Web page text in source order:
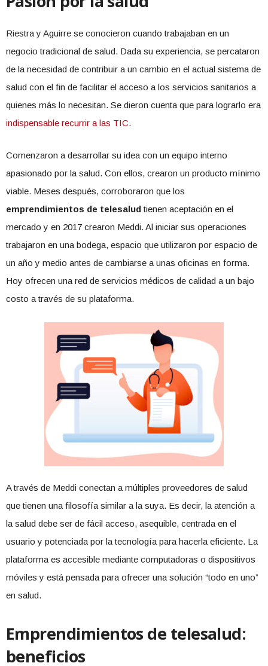
Riestra y Aguirre se conocieron cuando trabajaban en un
negocio tradicional de salud. Dada su experiencia, se percataron
de la necesidad de contribuir a un cambio en el actual sistema de
salud con el fin de facilitar el acceso a los servicios sanitarios a
quienes más lo necesitan. Se dieron cuenta que para lograrlo era
indispensable recurrir a las TIC.
Comenzaron a desarrollar su idea con un equipo interno
apasionado por la salud. Con ellos, crearon un producto mínimo
viable. Meses después, corroboraron que los
emprendimientos de telesaludtienen aceptación en el
mercado y en 2017 crearon Meddi. Al iniciar sus operaciones
trabajaron en una bodega, espacio que utilizaron por espacio de
un año y medio antes de cambiarse a unas oficinas en forma.
Hoy ofrecen una red de servicios médicos de calidad a un bajo
costo a través de su plataforma.
A través de Meddi conectan a múltiples proveedores de salud
que tienen una filosofía similar a la suya. Es decir, la atención a
la salud debe ser de fácil acceso, asequible, centrada en el
usuario y potenciada por la tecnología para hacerla eficiente. La
plataforma es accesible mediante computadoras o dispositivos
móviles y está pensada para ofrecer una solución “todo en uno”
en salud.
Emprendimientos de telesalud:
beneficios